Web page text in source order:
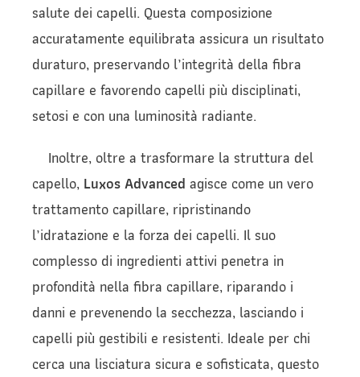
salute dei capelli. Questa composizione
accuratamente equilibrata assicura un risultato
duraturo, preservando l’integrità della fibra
capillare e favorendo capelli più disciplinati,
setosi e con una luminosità radiante.
Inoltre, oltre a trasformare la struttura del
capello, Luxos Advanced agisce come un vero
trattamento capillare, ripristinando
l’idratazione e la forza dei capelli. Il suo
complesso di ingredienti attivi penetra in
profondità nella fibra capillare, riparando i
danni e prevenendo la secchezza, lasciando i
capelli più gestibili e resistenti. Ideale per chi
cerca una lisciatura sicura e sofisticata, questo